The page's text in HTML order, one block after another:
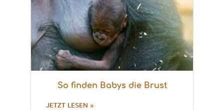
So finden Babys die Brust
JETZT LESEN »